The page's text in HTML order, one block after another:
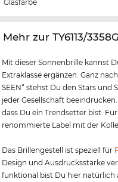
Glasfarbe
‌Mehr zur TY6113/
Mit dieser Sonnenbrille kannst
Extraklasse ergänzen. Ganz
SEEN“ stehst Du den Stars
jeder Gesellschaft
dass Du ein Trendsetter bist.
renommierte Label mit der
Das Brillengestell ist speziell für
Design und Ausdrucksstärke
funktional bist Du hier natürlich